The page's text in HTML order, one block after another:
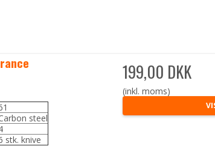
steel
stk. knive
199,00 DKK
(inkl. moms)